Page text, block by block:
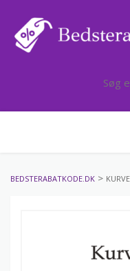
BEDSTERABATKODE.DK >